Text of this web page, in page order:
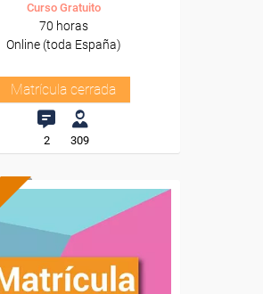
Curso Gratuito
70 horas
Online (toda España)
Matrícula cerrada
2 309